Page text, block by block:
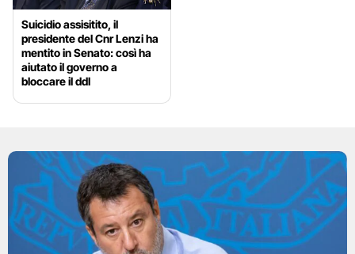
Suicidio assisitito, il
presidente del Cnr Lenzi ha
mentito in Senato: così ha
aiutato il governo a
bloccare il ddl